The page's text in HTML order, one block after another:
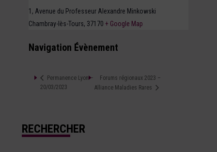
1, Avenue du Professeur Alexandre Minkowski
Chambray-lès-Tours, 37170 + Google Map
Navigation Évènement
Permanence Lyon –
20/03/2023
Forums régionaux 2023 –
Alliance Maladies Rares
RECHERCHER